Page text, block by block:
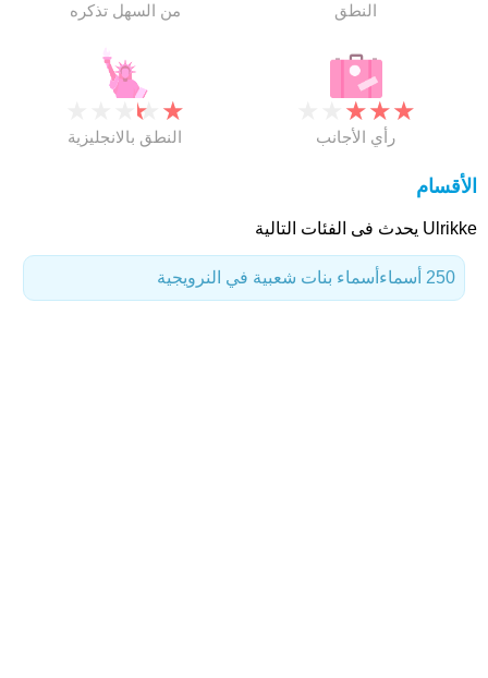
من السهل تذكره النطق
★
★
النطق بالانجليزية
★
★
★
رأي الأجانب
الأقسام
Ulrikke يحدث فى الفئات التالية
أسماء بنات شعبية في النرويجية 250 أسماء